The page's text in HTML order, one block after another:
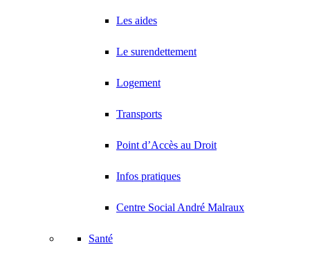
Les aides
Le surendettement
Logement
Transports
Point d’Accès au Droit
Infos pratiques
Centre Social André Malraux
Santé